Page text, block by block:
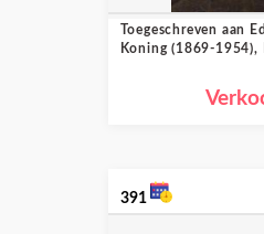
Toegeschreven aan
Koning (1869-1954),
391